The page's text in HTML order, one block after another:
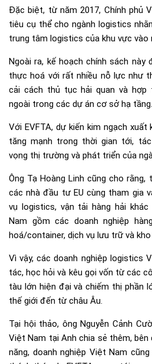
Đặc biệt, từ năm 2017, Chính phủ
tiêu cụ thể cho ngành logistics
trung tâm logistics của khu vực vào
Ngoài ra, kế hoạch chính sách này
thực hoá với rất nhiều nỗ lực như
cải cách thủ tục hải quan và
ngoài trong các dự án cơ sở hạ tầng.
Với EVFTA, dự kiến kim ngạch xuất
tăng mạnh trong thời gian tới,
vọng thị trường và phát triển của
Ông Tạ Hoàng Linh cũng cho
các nhà đầu tư EU cùng tham gia
vụ logistics, vận tải hàng hải
Nam gồm các doanh nghiệp
hoá/container, dịch vụ lưu trữ và kho
Vì vậy, các doanh nghiệp logistics
tác, học hỏi và kêu gọi vốn từ các
tàu lớn hiện đại và chiếm thị phần
thế giới đến từ châu Âu.
Tại hội thảo, ông Nguyễn Cảnh
Việt Nam tại Anh chia sẻ thêm,
năng, doanh nghiệp Việt Nam